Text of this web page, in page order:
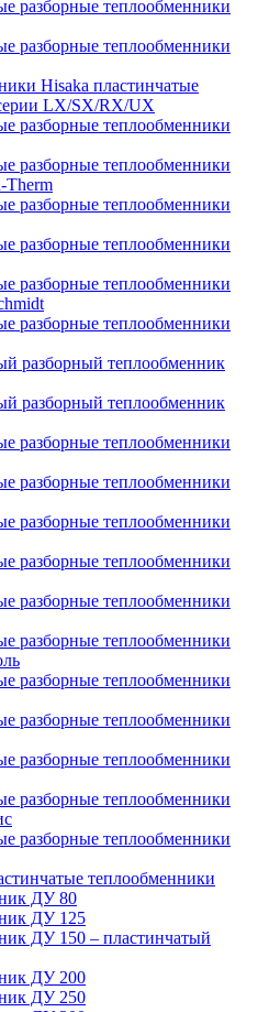
разборные теплообменники
разборные теплообменники
Hisaka пластинчатые
LX/SX/RX/UX
разборные теплообменники
разборные теплообменники
Therm
разборные теплообменники
разборные теплообменники
разборные теплообменники
разборные теплообменники
разборный теплообменник
разборный теплообменник
разборные теплообменники
разборные теплообменники
разборные теплообменники
разборные теплообменники
разборные теплообменники
разборные теплообменники
разборные теплообменники
разборные теплообменники
разборные теплообменники
разборные теплообменники
разборные теплообменники
теплообменники
ДУ 80
ДУ 125
ДУ 150 – пластинчатый
ДУ 200
ДУ 250